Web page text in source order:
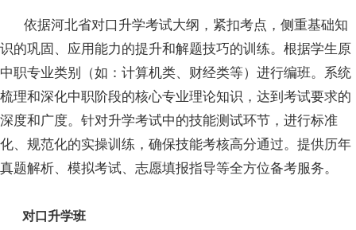
依据河北省对口升学考试大纲，紧扣考点，侧重基础知
识的巩固、应用能力的提升和解题技巧的训练。根据学生原
中职专业类别（如：计算机类、财经类等）进行编班。系统
梳理和深化中职阶段的核心专业理论知识，达到考试要求的
深度和广度。针对升学考试中的技能测试环节，进行标准
化、规范化的实操训练，确保技能考核高分通过。提供历年
真题解析、模拟考试、志愿填报指导等全方位备考服务。
对口升学班